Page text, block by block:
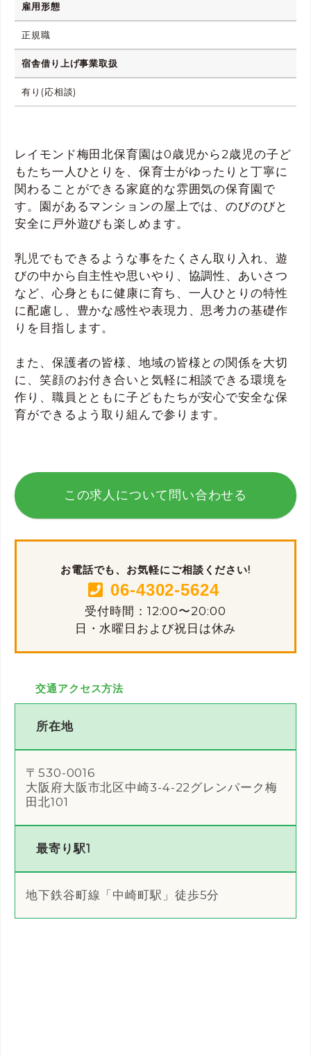
雇用形態
正規職
宿舎借り上げ事業取扱
有り(応相談)
レイモンド梅田北保育園は0歳児から2歳児の子ど
もたち一人ひとりを、保育士がゆったりと丁寧に
関わることができる家庭的な雰囲気の保育園で
す。園があるマンションの屋上では、のびのびと
安全に戸外遊びも楽しめます。
乳児でもできるような事をたくさん取り入れ、遊
びの中から自主性や思いやり、協調性、あいさつ
など、心身ともに健康に育ち、一人ひとりの特性
に配慮し、豊かな感性や表現力、思考力の基礎作
りを目指します。
また、保護者の皆様、地域の皆様との関係を大切
に、笑顔のお付き合いと気軽に相談できる環境を
作り、職員とともに子どもたちが安心で安全な保
育ができるよう取り組んで参ります。
この求人について問い合わせる
お電話でも、お気軽にご相談ください!
06-4302-5624
受付時間：12:00〜20:00
日・水曜日および祝日は休み
交通アクセス方法
所在地
〒530-0016
大阪府大阪市北区中崎3-4-22グレンパーク梅
田北101
最寄り駅1
地下鉄谷町線「中崎町駅」徒歩5分